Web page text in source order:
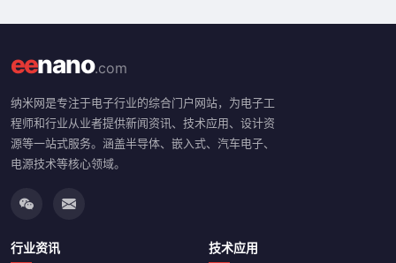
eenano.com
纳米网是专注于电子行业的综合门户网站，为电子工
程师和行业从业者提供新闻资讯、技术应用、设计资
源等一站式服务。涵盖半导体、嵌入式、汽车电子、
电源技术等核心领域。
行业资讯 技术应用